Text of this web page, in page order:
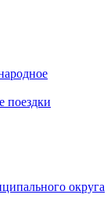
поездки
округа